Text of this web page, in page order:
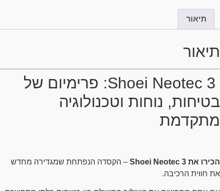
תיאור
תיאור
Shoei Neotec 3: פרימיום של
בטיחות, נוחות וטכנולוגיה
מתקדמת
הכירו את Shoei Neotec 3
– הקסדה הנפתחת שמגדירה מחדש
את חווית הרכיבה.